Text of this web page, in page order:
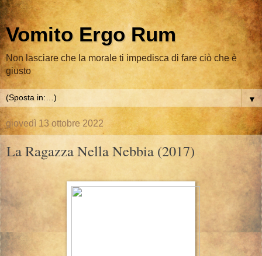
Vomito Ergo Rum
Non lasciare che la morale ti impedisca di fare ciò che è
giusto
▼
giovedì 13 ottobre 2022
La Ragazza Nella Nebbia (2017)